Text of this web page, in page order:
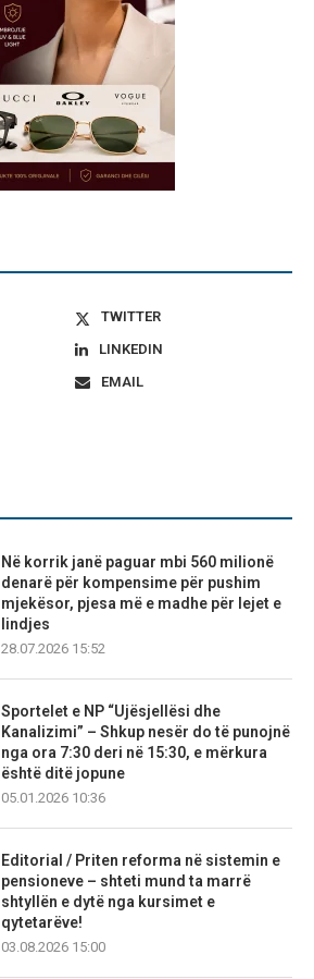
TWITTER
LINKEDIN
EMAIL
Në korrik janë paguar mbi 560 milionë
denarë për kompensime për pushim
mjekësor, pjesa më e madhe për lejet e
lindjes
28.07.2026 15:52
Sportelet e NP “Ujësjellësi dhe
Kanalizimi” – Shkup nesër do të punojnë
nga ora 7:30 deri në 15:30, e mërkura
është ditë jopune
05.01.2026 10:36
Editorial / Priten reforma në sistemin e
pensioneve – shteti mund ta marrë
shtyllën e dytë nga kursimet e
qytetarëve!
03.08.2026 15:00